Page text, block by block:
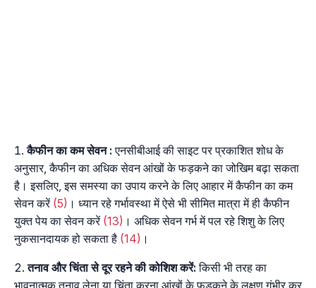
कैफीन का कम सेवन: एनसीबीआई की साइट पर प्रकाशित शोध के
अनुसार, कैफीन का अधिक सेवन आंखों के फड़कने का जोखिम बढ़ा सकता
है। इसलिए, इस समस्या का उपाय करने के लिए आहार में कैफीन का कम
सेवन करें (5) । ध्यान रहे गर्भावस्था में ऐसे भी सीमित मात्रा में ही कैफीन
युक्त पेय का सेवन करें (13) । अधिक सेवन गर्भ में पल रहे शिशु के लिए
नुकसानदायक हो सकता है (14) ।
तनाव और चिंता से दूर रहने की कोशिश करें: किसी भी तरह का